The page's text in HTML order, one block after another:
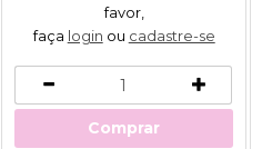
favor,
faça login ou cadastre-se
Comprar